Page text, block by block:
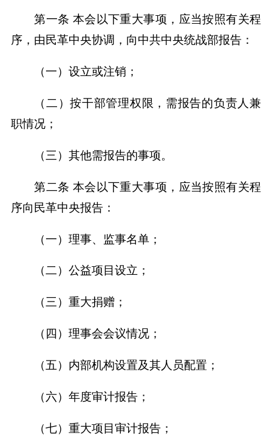
第一条 本会以下重大事项，应当按照有关程
序，由民革中央协调，向中共中央统战部报告：
（一）设立或注销；
（二）按干部管理权限，需报告的负责人兼
职情况；
（三）其他需报告的事项。
第二条 本会以下重大事项，应当按照有关程
序向民革中央报告：
（一）理事、监事名单；
（二）公益项目设立；
（三）重大捐赠；
（四）理事会会议情况；
（五）内部机构设置及其人员配置；
（六）年度审计报告；
（七）重大项目审计报告；